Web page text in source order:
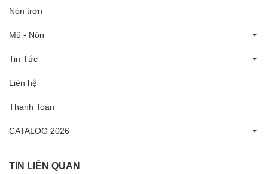
Nón trơn
Mũ - Nón
Tin Tức
Liên hệ
Thanh Toán
CATALOG 2026
TIN LIÊN QUAN